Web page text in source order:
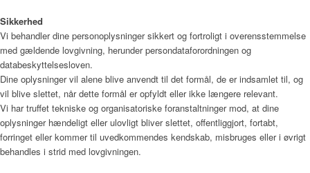
Sikkerhed
Vi behandler dine personoplysninger sikkert og fortroligt i overensstemmelse
med gældende lovgivning, herunder persondataforordningen og
databeskyttelsesloven.
Dine oplysninger vil alene blive anvendt til det formål, de er indsamlet til, og
vil blive slettet, når dette formål er opfyldt eller ikke længere relevant.
Vi har truffet tekniske og organisatoriske foranstaltninger mod, at dine
oplysninger hændeligt eller ulovligt bliver slettet, offentliggjort, fortabt,
forringet eller kommer til uvedkommendes kendskab, misbruges eller i øvrigt
behandles i strid med lovgivningen.